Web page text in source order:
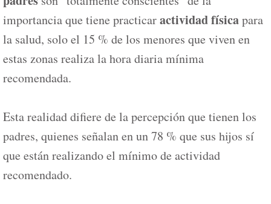
importancia que tiene practicaractividad físicapara
la salud, solo el 15 % de los menores que viven en
estas zonas realiza la hora diaria mínima
recomendada.
Esta realidad difiere de la percepción que tienen los
padres, quienes señalan en un 78 % que sus hijos sí
que están realizando el mínimo de actividad
recomendado.